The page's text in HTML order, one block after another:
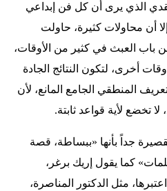
الذي يرى أن كل فن إبداعي
أن محاولات كثيرة، حاولت
باب العبث في كثير من الأوقات،
أخرى، لتكون النتائج الجادة
المنطقي الجامع المانع، لأن
لا تخضع لأية قواعد ثابتة.
جداً بأنها «ببساطة، قصة
كما يقول إريك برغر،
مثل الدكتور المناصرة،